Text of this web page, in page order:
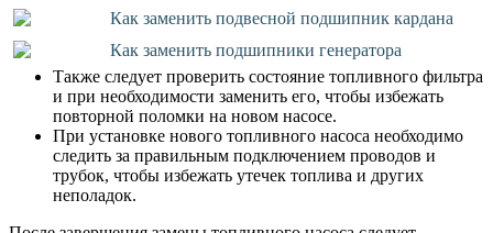
Как заменить подвесной подшипник кардана
Как заменить подшипники генератора
Также следует проверить состояние топливного фильтра
и при необходимости заменить его, чтобы избежать
повторной поломки на новом насосе.
При установке нового топливного насоса необходимо
следить за правильным подключением проводов и
трубок, чтобы избежать утечек топлива и других
неполадок.